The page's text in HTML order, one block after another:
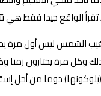
الواقع جيدا فقط هي
وكل مرة يختارون
دوما من أجل